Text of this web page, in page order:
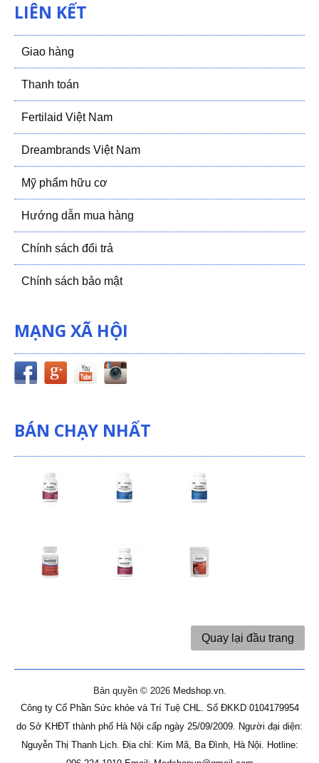
LIÊN KẾT
Giao hàng
Thanh toán
Fertilaid Việt Nam
Dreambrands Việt Nam
Mỹ phẩm hữu cơ
Hướng dẫn mua hàng
Chính sách đổi trả
Chính sách bảo mật
MẠNG XÃ HỘI
BÁN CHẠY NHẤT
Quay lại đầu trang
Bản quyền © 2026 Medshop.vn.
Công ty Cổ Phần Sức khỏe và Trí Tuệ CHL. Số ĐKKD 0104179954
do Sở KHĐT thành phố Hà Nội cấp ngày 25/09/2009. Người đại diện:
Nguyễn Thị Thanh Lịch. Địa chỉ: Kim Mã, Ba Đình, Hà Nội. Hotline: